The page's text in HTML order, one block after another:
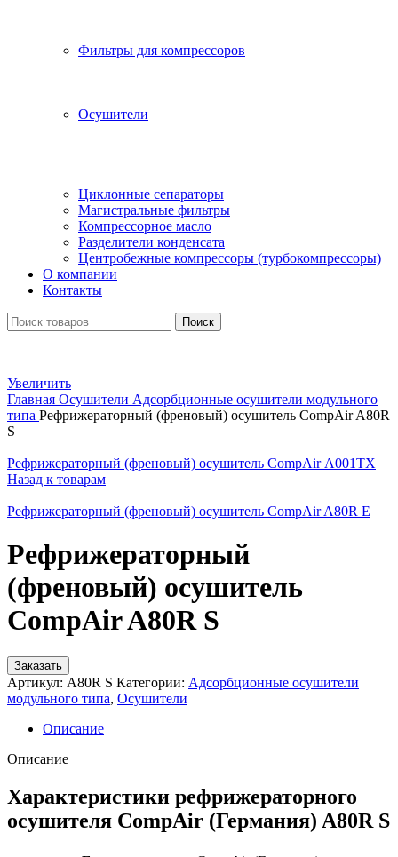
Фильтры для компрессоров
Осушители
Циклонные сепараторы
Магистральные фильтры
Компрессорное масло
Разделители конденсата
Центробежные компрессоры (турбокомпрессоры)
О компании
Контакты
Поиск
Увеличить
Главная Осушители Адсорбционные осушители модульного
типа Рефрижераторный (френовый) осушитель CompAir A80R
S
Рефрижераторный (френовый) осушитель CompAir А001ТХ
Назад к товарам
Рефрижераторный (френовый) осушитель CompAir A80R E
Рефрижераторный
(френовый) осушитель
CompAir A80R S
Заказать
Артикул: A80R S Категории: Адсорбционные осушители
модульного типа, Осушители
Описание
Описание
Характеристики рефрижераторного
осушителя CompAir (Германия) A80R S